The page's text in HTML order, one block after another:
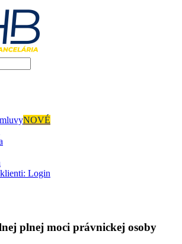
NOVÉ
Login
plnej moci právnickej osoby